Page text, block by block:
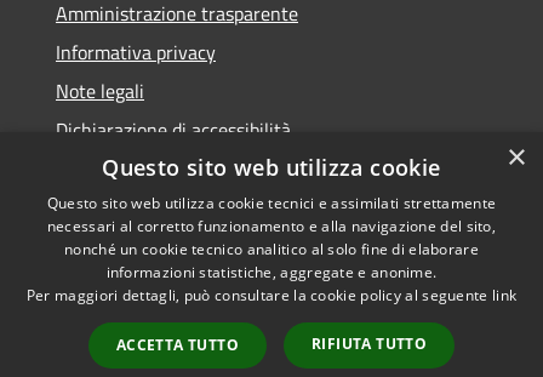
Amministrazione trasparente
Informativa privacy
Note legali
Dichiarazione di accessibilità
Accessibilità
Privacy
Mappa del sito
Copyright © 2026 • Comune di
Conca dei Marini • Powered by
Municipium
Accesso
redazione
×
Questo sito web utilizza cookie
Questo sito web utilizza cookie tecnici e assimilati strettamente
necessari al corretto funzionamento e alla navigazione del sito,
nonché un cookie tecnico analitico al solo fine di elaborare
informazioni statistiche, aggregate e anonime.
Per maggiori dettagli, può consultare la cookie policy al seguente link
ACCETTA TUTTO RIFIUTA TUTTO